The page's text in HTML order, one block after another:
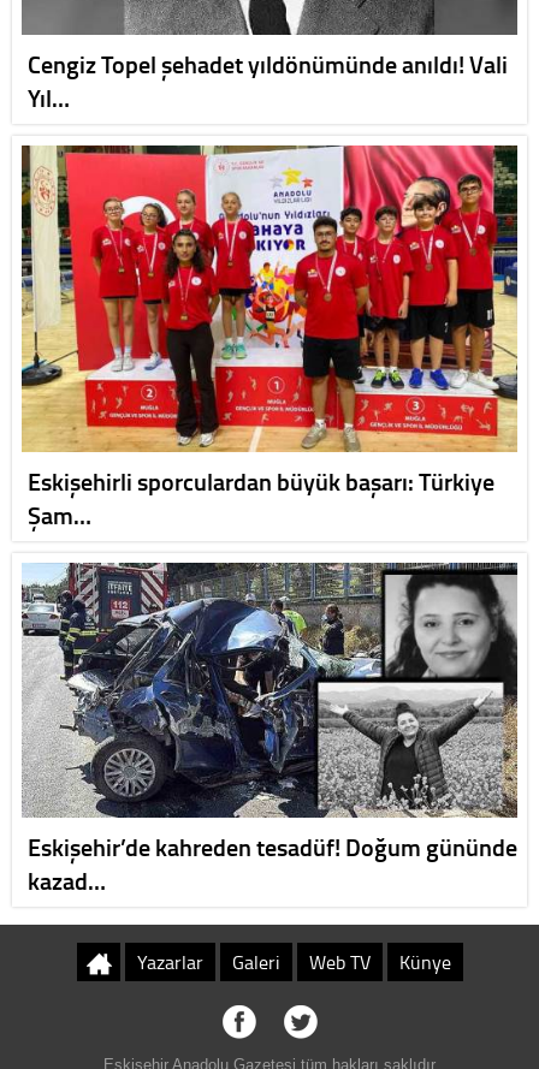
Cengiz Topel şehadet yıldönümünde anıldı! Vali
Yıl…
Eskişehirli sporculardan büyük başarı: Türkiye
Şam…
Eskişehir’de kahreden tesadüf! Doğum gününde
kazad…
Yazarlar Galeri Web TV Künye
Eskişehir Anadolu Gazetesi tüm hakları saklıdır